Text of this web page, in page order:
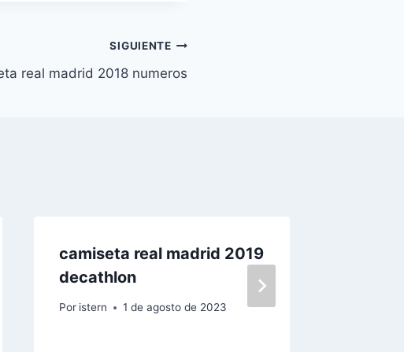
SIGUIENTE
real madrid 2018 numeros
camiseta real madrid 2019
decathlon
Por istern 1 de agosto de 2023